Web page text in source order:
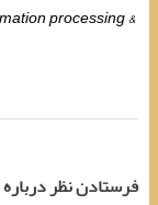
processing &
فرستادن نظر درباره